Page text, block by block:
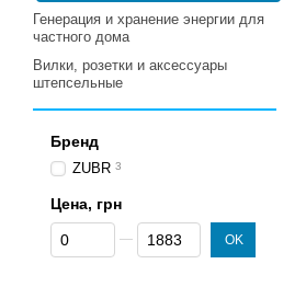
Генерация и хранение энергии для
частного дома
Вилки, розетки и аксессуары
штепсельные
Бренд
ZUBR 3
Цена, грн
От Цена, грн
До Цена, грн OK